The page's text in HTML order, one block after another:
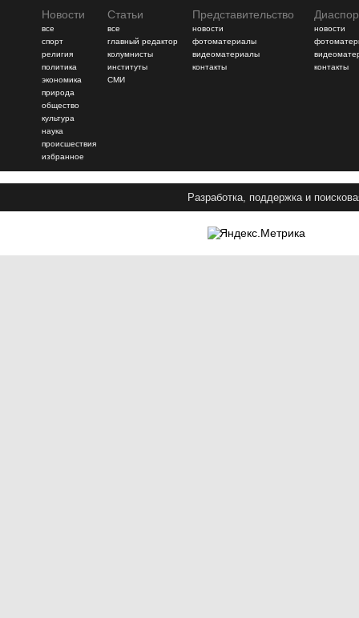
Новости
все
спорт
религия
политика
экономика
природа
общество
культура
наука
происшествия
избранное
Статьи
все
главный редактор
колумнисты
институты
СМИ
Представительство
новости
фотоматериалы
видеоматериалы
контакты
новости
контакты
Разработка, поддержка и